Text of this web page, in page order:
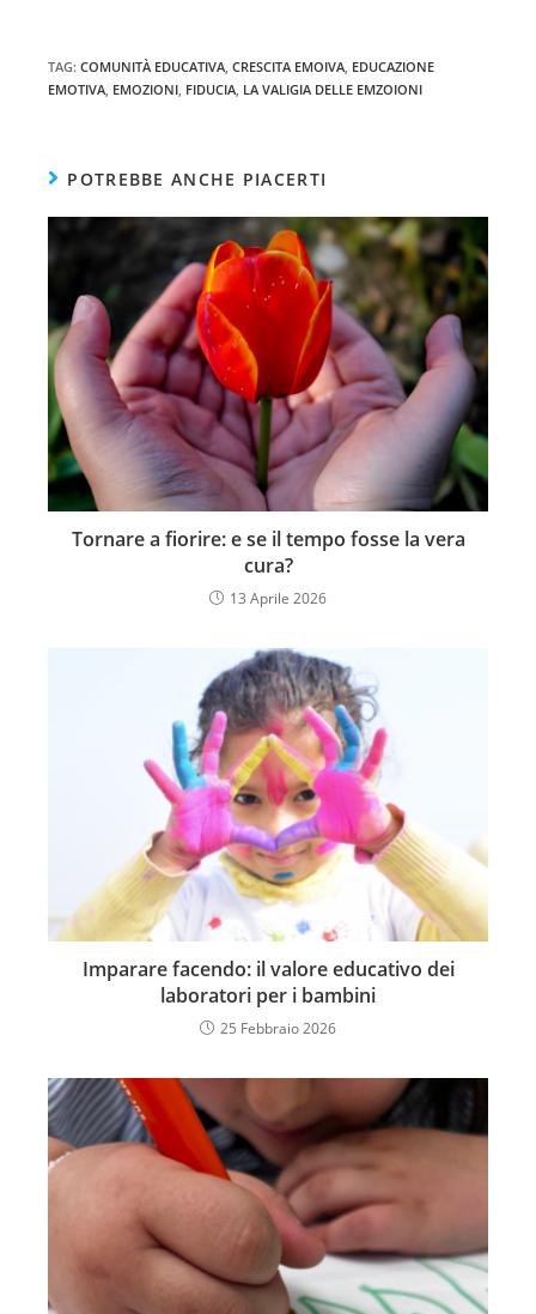
TAG: COMUNITÀ EDUCATIVA, CRESCITA EMOIVA, EDUCAZIONE
EMOTIVA, EMOZIONI, FIDUCIA, LA VALIGIA DELLE EMZOIONI
POTREBBE ANCHE PIACERTI
Tornare a fiorire: e se il tempo fosse la vera
cura?
13 Aprile 2026
Imparare facendo: il valore educativo dei
laboratori per i bambini
25 Febbraio 2026